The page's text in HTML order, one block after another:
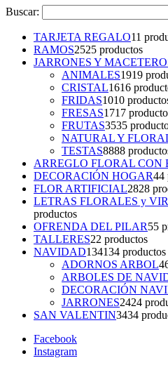
Buscar:
TARJETA REGALO11
RAMOS2525 productos
JARRONES Y
ANIMALES1919
CRISTAL1616
FRIDAS1010
FRESAS1717
FRUTAS3535
NATURAL Y
TESTAS8888
ARREGLO FLORAL CON
DECORACIÓN HOGAR44
FLOR ARTIFICIAL2828
LETRAS FLORALES y
productos
OFRENDA DEL PILAR55
TALLERES22 productos
NAVIDAD134134 productos
ADORNOS ARBOL
ARBOLES DE
DECORACIÓN
JARRONES2424
SAN VALENTIN3434
Facebook
Instagram